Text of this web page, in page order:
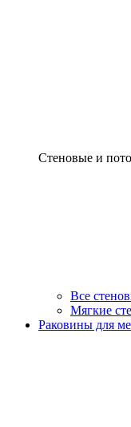
Стеновые и
Все
Мягкие
Раковины для